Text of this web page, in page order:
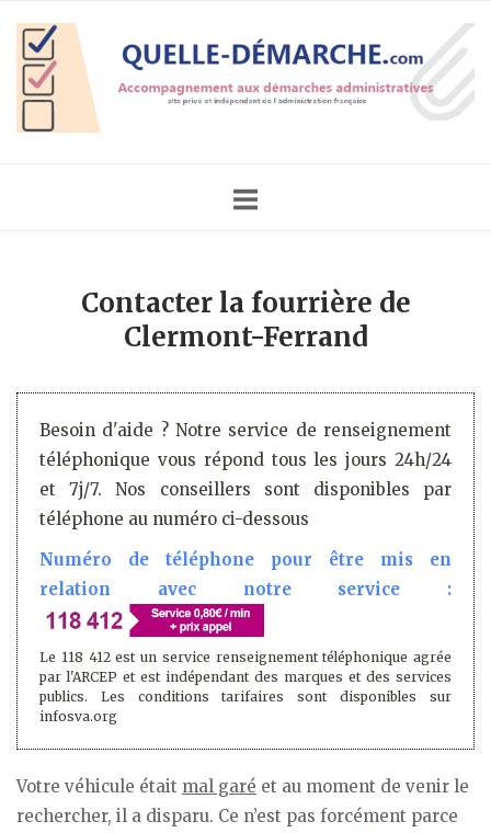
content
Home
Contacter la fourrière de
Clermont-Ferrand
Besoin d'aide ? Notre service de renseignement
téléphonique vous répond tous les jours 24h/24
et 7j/7. Nos conseillers sont disponibles par
téléphone au numéro ci-dessous
Numéro de téléphone pour être mis en
relation avec notre service :
Le 118 412 est un service renseignement téléphonique agrée
par l'ARCEP et est indépendant des marques et des services
publics. Les conditions tarifaires sont disponibles sur
infosva.org
Votre véhicule était mal garé et au moment de venir le
rechercher, il a disparu. Ce n’est pas forcément parce